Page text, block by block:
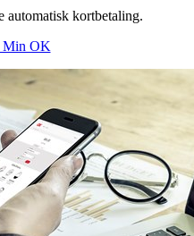
automatisk kortbetaling.
Min OK